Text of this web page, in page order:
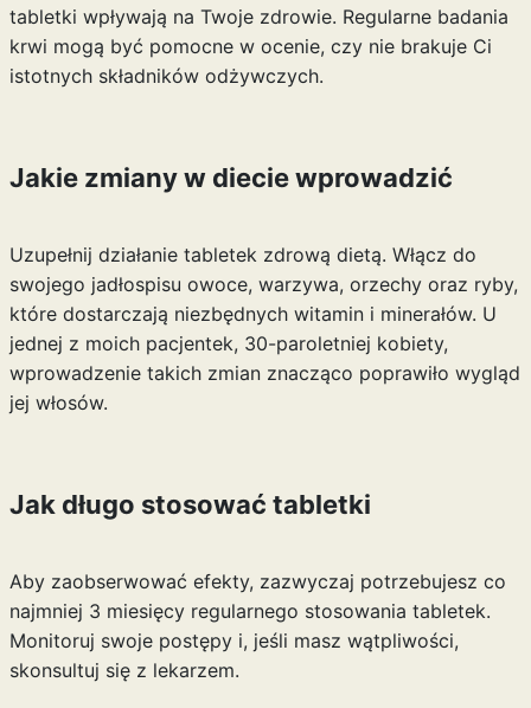
tabletki wpływają na Twoje zdrowie. Regularne badania
krwi mogą być pomocne w ocenie, czy nie brakuje Ci
istotnych składników odżywczych.
Jakie zmiany w diecie wprowadzić
Uzupełnij działanie tabletek zdrową dietą. Włącz do
swojego jadłospisu owoce, warzywa, orzechy oraz ryby,
które dostarczają niezbędnych witamin i minerałów. U
jednej z moich pacjentek, 30-paroletniej kobiety,
wprowadzenie takich zmian znacząco poprawiło wygląd
jej włosów.
Jak długo stosować tabletki
Aby zaobserwować efekty, zazwyczaj potrzebujesz co
najmniej 3 miesięcy regularnego stosowania tabletek.
Monitoruj swoje postępy i, jeśli masz wątpliwości,
skonsultuj się z lekarzem.